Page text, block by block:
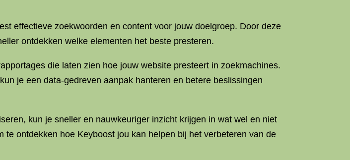
effectieve zoekwoorden en content voor jouw doelgroep. Door deze
ontdekken welke elementen het beste presteren.
die laten zien hoe jouw website presteert in zoekmachines.
je een data-gedreven aanpak hanteren en betere beslissingen
kun je sneller en nauwkeuriger inzicht krijgen in wat wel en niet
ontdekken hoe Keyboost jou kan helpen bij het verbeteren van de